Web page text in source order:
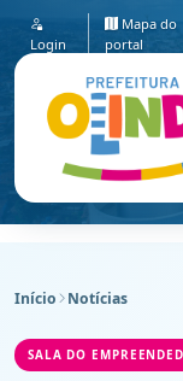
Login
Mapa do
portal
Início Notícias
SALA DO